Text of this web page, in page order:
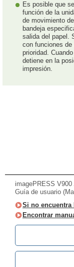
Es posible que
función de la
de movimiento
bandeja
salida del papel.
con funciones
prioridad.
detiene en la
impresión.
imagePRESS
Guía de usuario
Si no encuentra
Encontrar